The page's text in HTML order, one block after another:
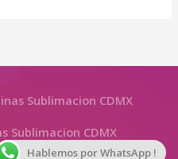
Sublimacion CDMX
Sublimacion CDMX
Hablemos por WhatsApp !